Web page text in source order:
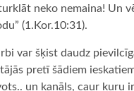
neko nemaina! Un
(1.Kor.10:31).
var šķist daudz
pretī šādiem
un kanāls, caur kuru